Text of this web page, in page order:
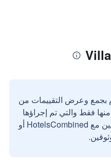
بجمع وعرض التقييمات من
فقط والتي تم إجراؤها
بواسطة مستخدمين حقيقيين مع HotelsCombined أو